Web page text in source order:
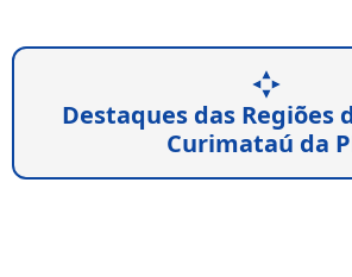
Destaques das Regiões
Curimataú da